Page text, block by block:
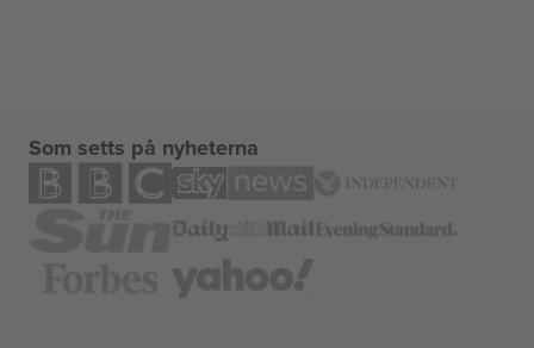
Som setts på nyheterna